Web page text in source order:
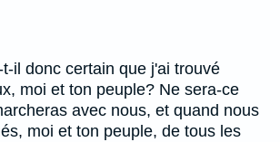
il donc certain que j'ai trouvé
moi et ton peuple? Ne sera-ce
avec nous, et quand nous
moi et ton peuple, de tous les